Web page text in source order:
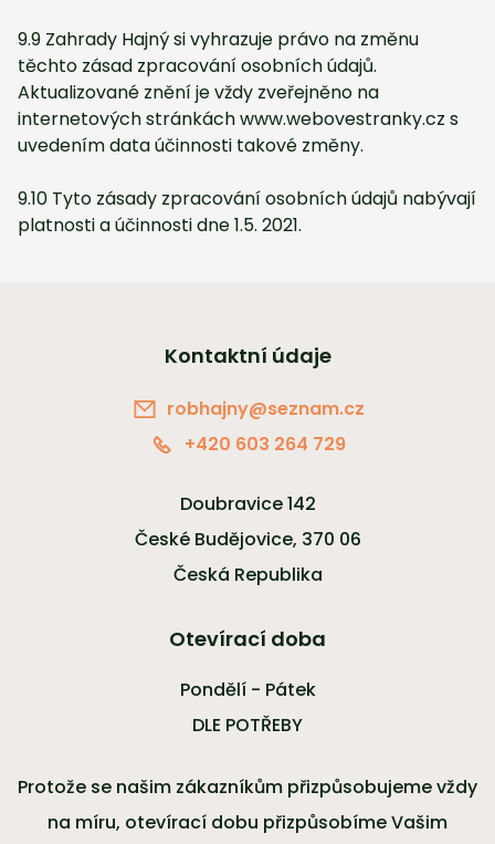
9.9 Zahrady Hajný si vyhrazuje právo na změnu
těchto zásad zpracování osobních údajů.
Aktualizované znění je vždy zveřejněno na
internetových stránkách www.webovestranky.cz s
uvedením data účinnosti takové změny.
9.10 Tyto zásady zpracování osobních údajů nabývají
platnosti a účinnosti dne 1.5. 2021.
Kontaktní údaje
robhajny@seznam.cz
+420 603 264 729
Doubravice 142
České Budějovice, 370 06
Česká Republika
Otevírací doba
Pondělí - Pátek
DLE POTŘEBY
Protože se našim zákazníkům přizpůsobujeme vždy
na míru, otevírací dobu přizpůsobíme Vašim